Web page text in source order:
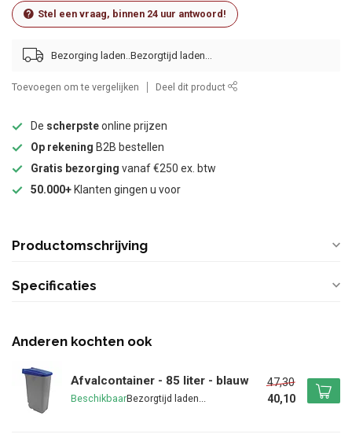
Stel een vraag, binnen 24 uur antwoord!
Bezorging laden..
Toevoegen om te vergelijken Deel dit product
De scherpsteonline prijzen
Op rekening B2B bestellen
Gratis bezorging vanaf €250 ex. btw
50.000+ Klanten gingen u voor
Productomschrijving
Specificaties
Anderen kochten ook
Afvalcontainer - 85 liter - blauw
Beschikbaar
47,30
40,10